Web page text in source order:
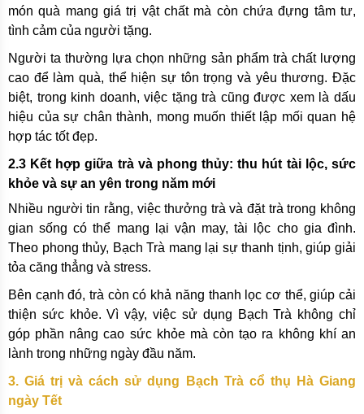
món quà mang giá trị vật chất mà còn chứa đựng tâm tư,
tình cảm của người tặng.
Người ta thường lựa chọn những sản phẩm trà chất lượng
cao để làm quà, thể hiện sự tôn trọng và yêu thương. Đặc
biệt, trong kinh doanh, việc tặng trà cũng được xem là dấu
hiệu của sự chân thành, mong muốn thiết lập mối quan hệ
hợp tác tốt đẹp.
2.3 Kết hợp giữa trà và phong thủy: thu hút tài lộc, sức
khỏe và sự an yên trong năm mới
Nhiều người tin rằng, việc thưởng trà và đặt trà trong không
gian sống có thể mang lại vận may, tài lộc cho gia đình.
Theo phong thủy, Bạch Trà mang lại sự thanh tịnh, giúp giải
tỏa căng thẳng và stress.
Bên cạnh đó, trà còn có khả năng thanh lọc cơ thể, giúp cải
thiện sức khỏe. Vì vậy, việc sử dụng Bạch Trà không chỉ
góp phần nâng cao sức khỏe mà còn tạo ra không khí an
lành trong những ngày đầu năm.
3. Giá trị và cách sử dụng Bạch Trà cổ thụ Hà Giang
ngày Tết